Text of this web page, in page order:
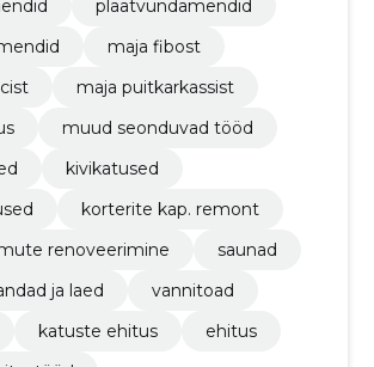
plaatvundamendid
maja fibost
maja puitkarkassist
muud seonduvad tööd
kivikatused
korterite kap. remont
renoveerimine
saunad
ja laed
vannitoad
katuste ehitus
ehitus